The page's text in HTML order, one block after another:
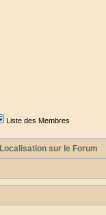
Liste des Membres
Localisation sur le Forum